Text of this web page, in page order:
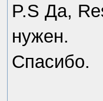
P.S Да,
нужен.
Спасибо.